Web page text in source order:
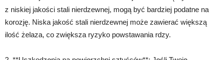
z niskiej jakości stali nierdzewnej, mogą być bardziej podatne na
korozję. Niska jakość stali nierdzewnej może zawierać większą
ilość żelaza, co zwiększa ryzyko powstawania rdzy.